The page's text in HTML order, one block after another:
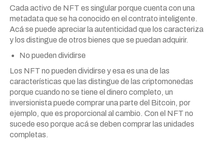
Cada activo de NFT es singular porque cuenta con una
metadata que se ha conocido en el contrato inteligente.
Acá se puede apreciar la autenticidad que los caracteriza
y los distingue de otros bienes que se puedan adquirir.
No pueden dividirse
Los NFT no pueden dividirse y esa es una de las
características que las distingue de las criptomonedas
porque cuando no se tiene el dinero completo, un
inversionista puede comprar una parte del Bitcoin, por
ejemplo, que es proporcional al cambio. Con el NFT no
sucede eso porque acá se deben comprar las unidades
completas.